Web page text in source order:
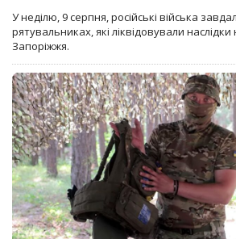
У неділю, 9 серпня, російські війська
рятувальниках, які ліквідовували наслідки
Запоріжжя.